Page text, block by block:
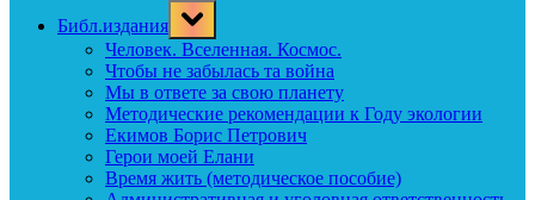
Библ.издания
Toggle
sub-
menu
Человек. Вселенная. Космос.
Чтобы не забылась та война
Мы в ответе за свою планету
Методические рекомендации к Году экологии
Екимов Борис Петрович
Герои моей Елани
Время жить (методическое пособие)